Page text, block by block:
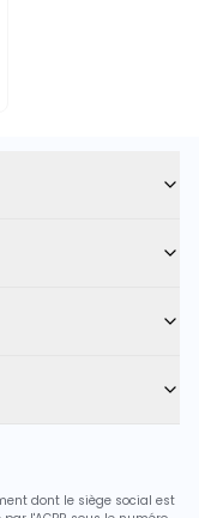
dont le siège social est